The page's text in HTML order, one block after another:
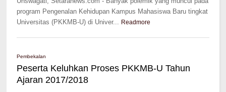
program Pengenalan Kehidupan Kampus Mahasiswa Baru tingkat
Universitas (PKKMB-U) di Univer... Readmore
Pembekalan
Peserta Keluhkan Proses PKKMB-U Tahun
Ajaran 2017/2018